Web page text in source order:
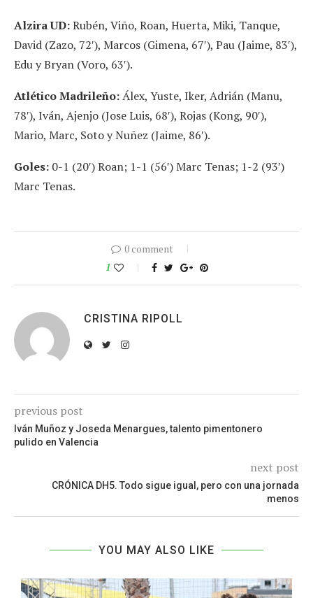
Alzira UD:Rubén, Viño, Roan, Huerta, Miki, Tanque,
David (Zazo, 72′), Marcos (Gimena, 67′), Pau (Jaime, 83′),
Edu y Bryan (Voro, 63′).
Atlético Madrileño:Álex, Yuste, Iker, Adrián (Manu,
78′), Iván, Ajenjo (Jose Luis, 68′), Rojas (Kong, 90′),
Mario, Marc, Soto y Nuñez (Jaime, 86′).
Goles: 0-1 (20′) Roan; 1-1 (56′) Marc Tenas; 1-2 (93′)
Marc Tenas.
0 comment
1
CRISTINA RIPOLL
previous post
Iván Muñoz y Joseda Menargues, talento pimentonero
pulido en Valencia
next post
CRÓNICA DH5. Todo sigue igual, pero con una jornada
menos
YOU MAY ALSO LIKE